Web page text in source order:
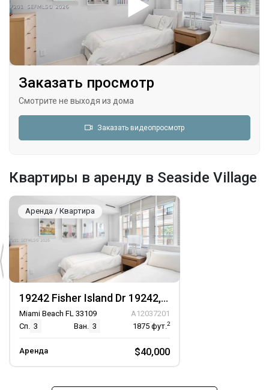
Заказать просмотр
Смотрите не выходя из дома
Заказать видеопросмотр
Квартиры в аренду в Seaside Village
Аренда / Квартира
19242 Fisher Island Dr 19242, Unit 19242
Miami Beach FL 33109
A12037201
Сп. 3 Ван. 3 1875 фут.2
Аренда $40,000